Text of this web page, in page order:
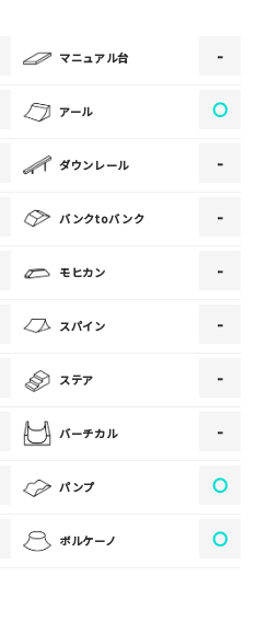
写真の解説※任意]
写真の解説※任意]
ザイク処理を行います。
以上となります。
マニュアル台 -
アール 〇
ダウンレール -
バンクtoバンク -
モヒカン -
スパイン -
ステア -
バーチカル -
パンプ 〇
ボルケーノ 〇